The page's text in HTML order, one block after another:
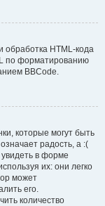
обработка HTML-кода
по форматированию
BBCode.
которые могут быть
радость, а :(
в форме
их: они легко
может
его.
количество